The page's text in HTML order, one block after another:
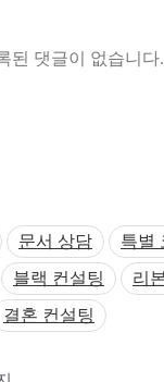
된 댓글이 없습니다.
문서 상담
특별
블랙 컨설팅
리
결혼 컨설팅